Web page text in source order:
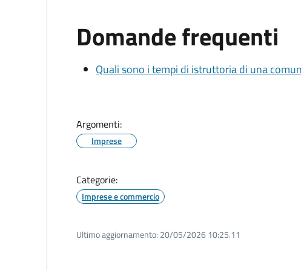
Domande frequenti
Quali sono i tempi di istruttoria di una
Argomenti:
Imprese
Categorie:
Imprese e commercio
Ultimo aggiornamento: 20/05/2026 10:25.11